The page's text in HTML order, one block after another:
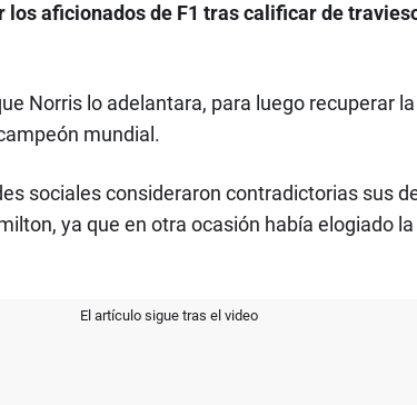
aficionados de F1 tras calificar de
Norris lo adelantara, para luego recuperar
mundial.
sociales consideraron contradictorias sus
ya que en otra ocasión había elogiado
El artículo sigue tras el video